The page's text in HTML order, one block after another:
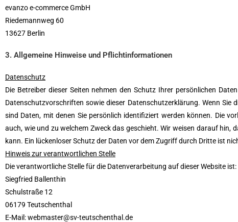
evanzo e-commerce GmbH
Riedemannweg 60
13627 Berlin
3. Allgemeine Hinweise und Pflichtinformationen
Datenschutz
Die Betreiber dieser Seiten nehmen den Schutz Ihrer persönlichen
Datenschutzvorschriften sowie dieser Datenschutzerklärung. Wenn Sie
sind Daten, mit denen Sie persönlich identifiziert werden können. Die
auch, wie und zu welchem Zweck das geschieht. Wir weisen darauf
kann. Ein lückenloser Schutz der Daten vor dem Zugriff durch Dritte ist
Hinweis zur verantwortlichen Stelle
Die verantwortliche Stelle für die Datenverarbeitung auf dieser Website ist:
Siegfried Ballenthin
Schulstraße 12
06179 Teutschenthal
E-Mail: webmaster@sv-teutschenthal.de